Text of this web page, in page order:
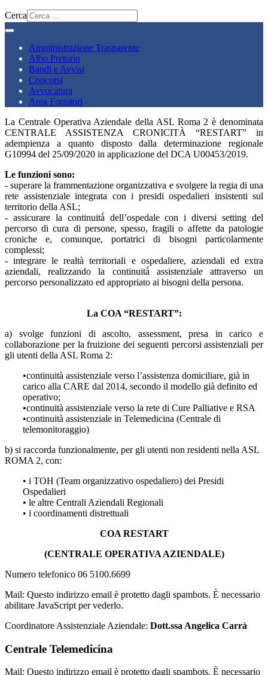
Cerca
Amministrazione Trasparente
Albo Pretorio
Bandi e Avvisi
Concorsi
Avvocatura
Area Fornitori
La Centrale Operativa Aziendale della ASL Roma 2 è denominata
CENTRALE ASSISTENZA CRONICITÀ “RESTART” in
adempienza a quanto disposto dalla determinazione regionale
G10994 del 25/09/2020 in applicazione del DCA U00453/2019.
Le funzioni sono:
- superare la frammentazione organizzativa e svolgere la regia di una
rete assistenziale integrata con i presidi ospedalieri insistenti sul
territorio della ASL;
- assicurare la continuità̀ dell’ospedale con i diversi setting del
percorso di cura di persone, spesso, fragili o affette da patologie
croniche e, comunque, portatrici di bisogni particolarmente
complessi;
- integrare le realtà territoriali e ospedaliere, aziendali ed extra
aziendali, realizzando la continuità̀ assistenziale attraverso un
percorso personalizzato ed appropriato ai bisogni della persona.
La COA “RESTART”:
a) svolge funzioni di ascolto, assessment, presa in carico e
collaborazione per la fruizione dei seguenti percorsi assistenziali per
gli utenti della ASL Roma 2:
•continuità assistenziale verso l’assistenza domiciliare, già in
carico alla CARE dal 2014, secondo il modello già definito ed
operativo;
•continuità assistenziale verso la rete di Cure Palliative e RSA
•continuità assistenziale in Telemedicina (Centrale di
telemonitoraggio)
b) si raccorda funzionalmente, per gli utenti non residenti nella ASL
ROMA 2, con:
• i TOH (Team organizzativo ospedaliero) dei Presidi
Ospedalieri
• le altre Centrali Aziendali Regionali
• i coordinamenti distrettuali
COA RESTART
(CENTRALE OPERATIVA AZIENDALE)
Numero telefonico 06 5100.6699
Mail: Questo indirizzo email è protetto dagli spambots. È necessario
abilitare JavaScript per vederlo.
Coordinatore Assistenziale Aziendale: Dott.ssa Angelica Carrà
Centrale Telemedicina
Mail: Questo indirizzo email è protetto dagli spambots. È necessario